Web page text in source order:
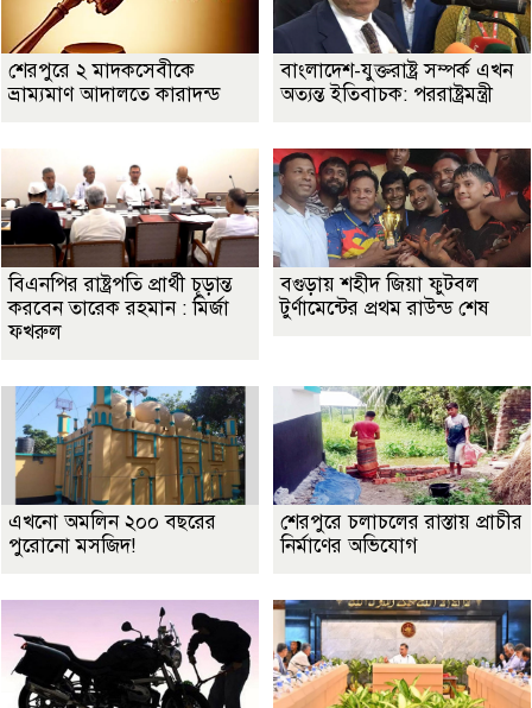
শেরপুরে ২ মাদকসেবীকে
ভ্রাম্যমাণ আদালতে কারাদন্ড
বাংলাদেশ-যুক্তরাষ্ট্র সম্পর্ক এখন
অত্যন্ত ইতিবাচক: পররাষ্ট্রমন্ত্রী
বিএনপির রাষ্ট্রপতি প্রার্থী চূড়ান্ত
করবেন তারেক রহমান : মির্জা
ফখরুল
বগুড়ায় শহীদ জিয়া ফুটবল
টুর্ণামেন্টের প্রথম রাউন্ড শেষ
এখনো অমলিন ২০০ বছরের
পুরোনো মসজিদ!
শেরপুরে চলাচলের রাস্তায় প্রাচীর
নির্মাণের অভিযোগ